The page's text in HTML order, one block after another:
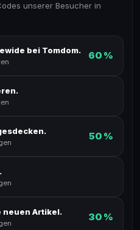
unserer Besucher in
bei Tomdom. 60 %
50 %
neuen Artikel. 30 %